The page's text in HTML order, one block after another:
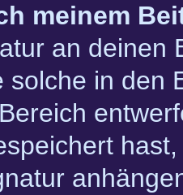
meinem
an deinen
solche in den